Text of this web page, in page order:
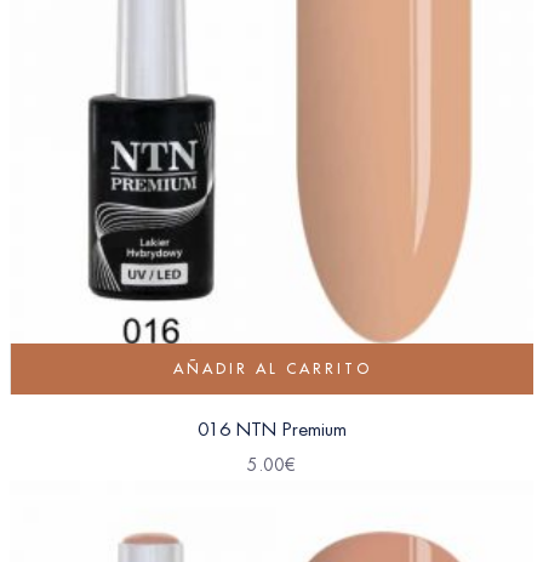
AÑADIR AL CARRITO
016 NTN Premium
5.00€